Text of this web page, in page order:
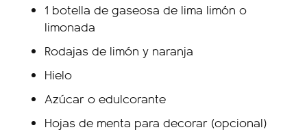
1 botella de gaseosa de lima limón o
limonada
Rodajas de limón y naranja
Hielo
Azúcar o edulcorante
Hojas de menta para decorar (opcional)